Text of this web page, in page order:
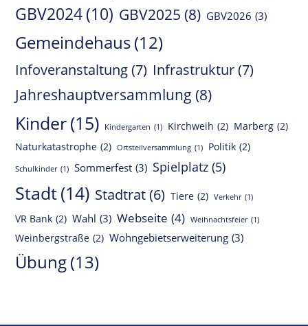
GBV2024(10) GBV2025 (8) GBV2026 (3)
Gemeindehaus(12)
Infoveranstaltung(7) Infrastruktur(7)
Jahreshauptversammlung (8)
Kinder(15) Kindergarten (1) Kirchweih (2) Marberg (2)
Naturkatastrophe (2) Ortsteilversammlung (1) Politik (2)
Schulkinder (1) Sommerfest (3) Spielplatz (5)
Stadt(14) Stadtrat (6) Tiere (2) Verkehr (1)
VR Bank (2) Wahl (3) Webseite (4) Weihnachtsfeier (1)
Weinbergstraße (2) Wohngebietserweiterung (3)
Übung(13)